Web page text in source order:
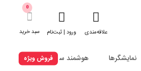
علاقه‌مندی ورود | ثبت‌نام
0
سبد خرید
نمایشگرها هوشمند سازیفروش ویژه